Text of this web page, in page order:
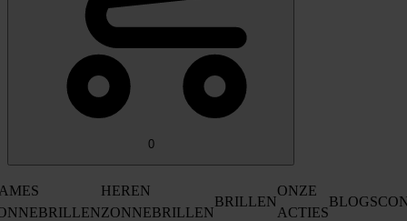
0
HEREN
ZONNEBRILLEN
BRILLEN
ONZE
ACTIES
BLOGS